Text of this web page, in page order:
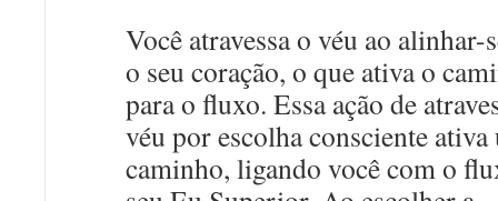
Você atravessa o véu ao alinhar-
o seu coração, o que ativa o
para o fluxo. Essa ação de
véu por escolha consciente ativa
caminho, ligando você com o